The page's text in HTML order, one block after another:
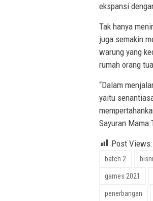
ekspansi
Tak hanya
juga semakin
warung yang
rumah orang
“Dalam
yaitu
Sayuran Mama
Post Views:
batch 2
games 2021
penerbangan